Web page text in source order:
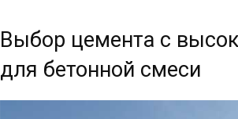
Выбор цемента с
для бетонной смеси